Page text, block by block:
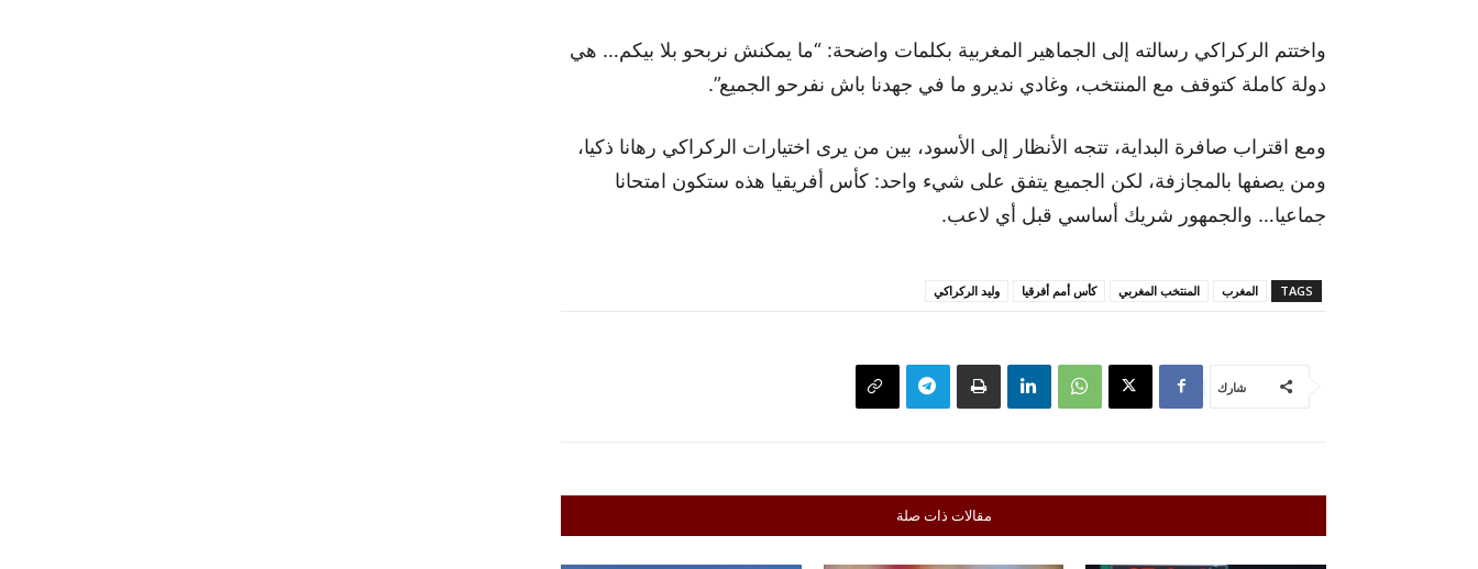
واختتم الركراكي رسالته إلى الجماهير المغربية بكلمات واضحة: “ما يمكنش نربحو بلا بيكم… هي
دولة كاملة كتوقف مع المنتخب، وغادي نديرو ما في جهدنا باش نفرحو الجميع”.
ومع اقتراب صافرة البداية، تتجه الأنظار إلى الأسود، بين من يرى اختيارات الركراكي رهانا ذكيا،
ومن يصفها بالمجازفة، لكن الجميع يتفق على شيء واحد: كأس أفريقيا هذه ستكون امتحانا
جماعيا… والجمهور شريك أساسي قبل أي لاعب.
TAGS المغرب المنتخب المغربي كأس أمم أفرقيا وليد الركراكي
شارك
مقالات ذات صلة